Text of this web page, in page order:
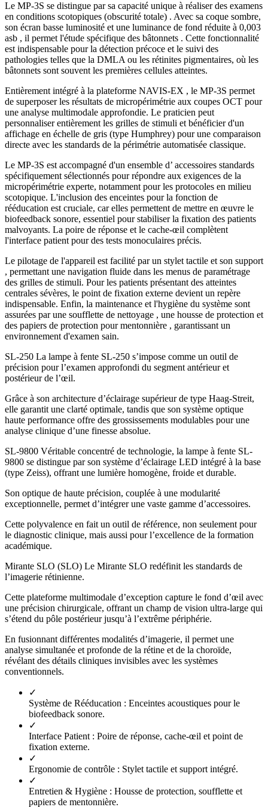
Le MP-3S se distingue par sa capacité unique à réaliser des examens
en conditions scotopiques (obscurité totale) . Avec sa coque sombre,
son écran basse luminosité et une luminance de fond réduite à 0,003
asb , il permet l'étude spécifique des bâtonnets . Cette fonctionnalité
est indispensable pour la détection précoce et le suivi des
pathologies telles que la DMLA ou les rétinites pigmentaires, où les
bâtonnets sont souvent les premières cellules atteintes.
Entièrement intégré à la plateforme NAVIS-EX , le MP-3S permet
de superposer les résultats de micropérimétrie aux coupes OCT pour
une analyse multimodale approfondie. Le praticien peut
personnaliser entièrement les grilles de stimuli et bénéficier d'un
affichage en échelle de gris (type Humphrey) pour une comparaison
directe avec les standards de la périmétrie automatisée classique.
Le MP-3S est accompagné d'un ensemble d’ accessoires standards
spécifiquement sélectionnés pour répondre aux exigences de la
micropérimétrie experte, notamment pour les protocoles en milieu
scotopique. L'inclusion des enceintes pour la fonction de
rééducation est cruciale, car elles permettent de mettre en œuvre le
biofeedback sonore, essentiel pour stabiliser la fixation des patients
malvoyants. La poire de réponse et le cache-œil complètent
l'interface patient pour des tests monoculaires précis.
Le pilotage de l'appareil est facilité par un stylet tactile et son support
, permettant une navigation fluide dans les menus de paramétrage
des grilles de stimuli. Pour les patients présentant des atteintes
centrales sévères, le point de fixation externe devient un repère
indispensable. Enfin, la maintenance et l'hygiène du système sont
assurées par une soufflette de nettoyage , une housse de protection et
des papiers de protection pour mentonnière , garantissant un
environnement d'examen sain.
SL-250 La lampe à fente SL-250 s’impose comme un outil de
précision pour l’examen approfondi du segment antérieur et
postérieur de l’œil.
Grâce à son architecture d’éclairage supérieur de type Haag-Streit,
elle garantit une clarté optimale, tandis que son système optique
haute performance offre des grossissements modulables pour une
analyse clinique d’une finesse absolue.
SL-9800 Véritable concentré de technologie, la lampe à fente SL-
9800 se distingue par son système d’éclairage LED intégré à la base
(type Zeiss), offrant une lumière homogène, froide et durable.
Son optique de haute précision, couplée à une modularité
exceptionnelle, permet d’intégrer une vaste gamme d’accessoires.
Cette polyvalence en fait un outil de référence, non seulement pour
le diagnostic clinique, mais aussi pour l’excellence de la formation
académique.
Mirante SLO (SLO) Le Mirante SLO redéfinit les standards de
l’imagerie rétinienne.
Cette plateforme multimodale d’exception capture le fond d’œil avec
une précision chirurgicale, offrant un champ de vision ultra-large qui
s’étend du pôle postérieur jusqu’à l’extrême périphérie.
En fusionnant différentes modalités d’imagerie, il permet une
analyse simultanée et profonde de la rétine et de la choroïde,
révélant des détails cliniques invisibles avec les systèmes
conventionnels.
✓
Système de Rééducation : Enceintes acoustiques pour le
biofeedback sonore.
✓
Interface Patient : Poire de réponse, cache-œil et point de
fixation externe.
✓
Ergonomie de contrôle : Stylet tactile et support intégré.
✓
Entretien & Hygiène : Housse de protection, soufflette et
papiers de mentonnière.